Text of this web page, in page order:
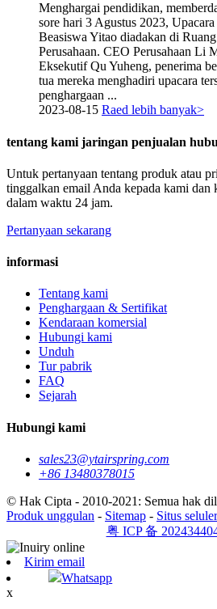
Menghargai pendidikan,
sore hari 3 Agustus 2023, Upacara
Beasiswa Yitao diadakan di
Perusahaan. CEO Perusahaan Li
Eksekutif Qu Yuheng, penerima
tua mereka menghadiri upacara
penghargaan ...
2023-08-15 Raed lebih banyak>
tentang kami jaringan penjualan
Untuk pertanyaan tentang produk atau
tinggalkan email Anda kepada kami dan
dalam waktu 24 jam.
Pertanyaan sekarang
informasi
Tentang kami
Penghargaan & Sertifikat
Kendaraan komersial
Hubungi kami
Unduh
Tur pabrik
FAQ
Sejarah
Hubungi kami
sales23@ytairspring.com
+86 13480378015
© Hak Cipta - 2010-2021: Semua hak
Produk unggulan - Sitemap - Situs seluler
粤 ICP 备
Kirim email
Whatsapp
x